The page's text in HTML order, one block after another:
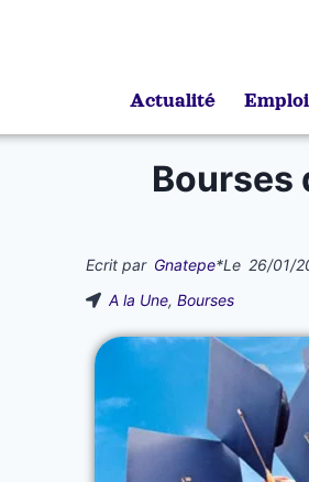
Actualité
Bourses
Ecrit par Gnatepe*Le 26/01/
A la Une, Bourses